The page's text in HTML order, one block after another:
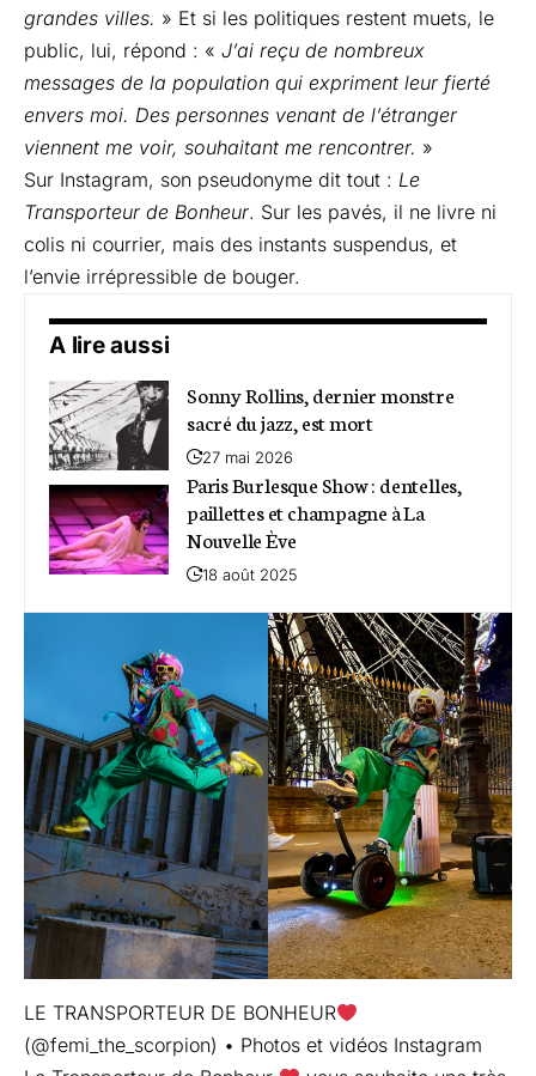
grandes villes. » Et si les politiques restent muets, le
public, lui, répond : « J’ai reçu de nombreux
messages de la population qui expriment leur fierté
envers moi. Des personnes venant de l’étranger
viennent me voir, souhaitant me rencontrer. »
Sur Instagram, son pseudonyme dit tout : Le
Transporteur de Bonheur. Sur les pavés, il ne livre ni
colis ni courrier, mais des instants suspendus, et
l’envie irrépressible de bouger.
A lire aussi
Sonny Rollins, dernier monstre
sacré du jazz, est mort
27 mai 2026
Paris Burlesque Show : dentelles,
paillettes et champagne à La
Nouvelle Ève
18 août 2025
LE TRANSPORTEUR DE BONHEUR
(@femi_the_scorpion) • Photos et vidéos Instagram